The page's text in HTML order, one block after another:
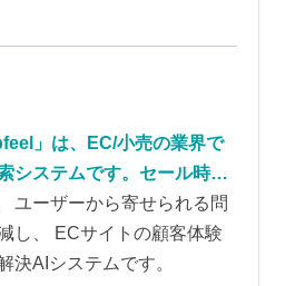
」は、EC/小売の業界で
システムです。セール時に
ほど捌き切れなくなるクレ
検索ヒット率で、最適な回
合わせ前に顧客の自己解決
ユーザーから寄せられる問
し、 ECサイトの顧客体験
決AIシステムです。